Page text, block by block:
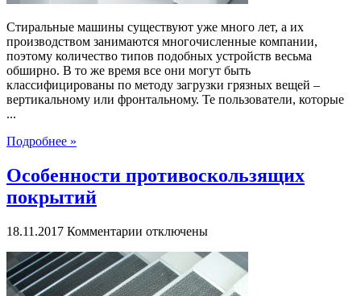
Стиральные машины существуют уже много лет, а их
производством занимаются многочисленные компании,
поэтому количество типов подобных устройств весьма
обширно. В то же время все они могут быть
классифицированы по методу загрузки грязных вещей –
вертикальному или фронтальному. Те пользователи, которые
...
Подробнее »
Особенности противоскользящих
покрытий
18.11.2017 Комментарии к
Особенности
противоскользящих
покрытий
отключены